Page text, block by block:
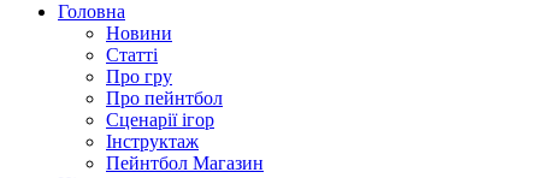
Головна
Новини
Статті
Про гру
Про пейнтбол
Сценарії ігор
Інструктаж
Пейнтбол Магазин